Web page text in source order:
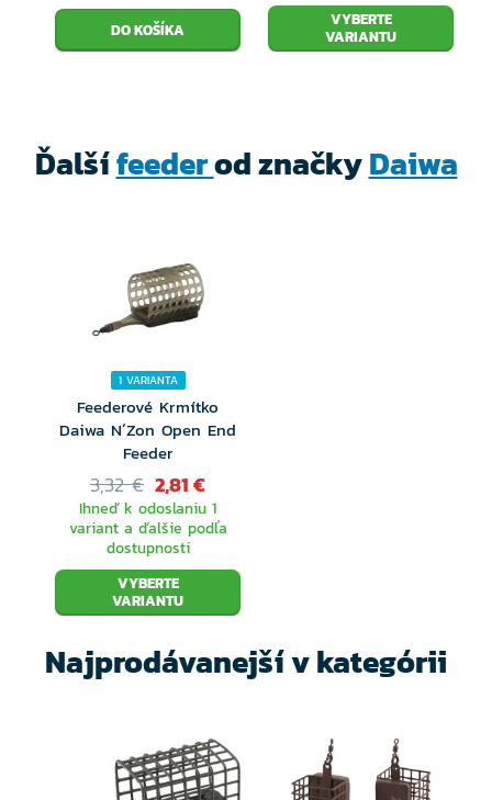
VYBERTE
VARIANTU
Ďalšífeederod značkyDaiwa
1 VARIANTA
Feederové Krmítko
Daiwa N´Zon Open End
Feeder
3,32 € 2,81 €
Ihneď k odoslaniu 1
variant a ďalšie podľa
dostupnosti
VYBERTE
VARIANTU
Najprodávanejší v kategórii